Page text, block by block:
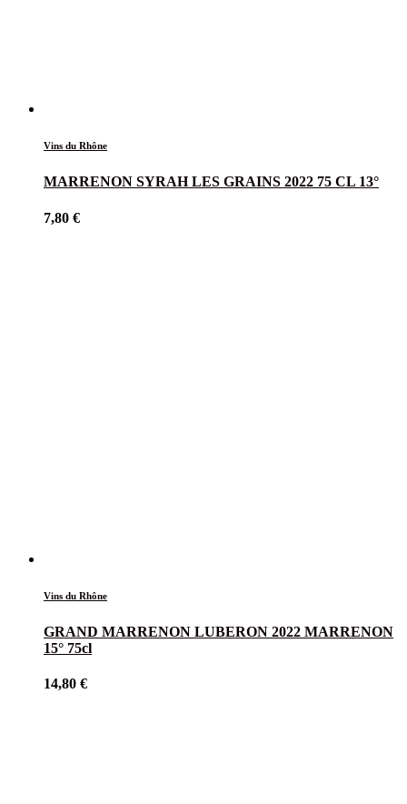
Vins du Rhône
MARRENON SYRAH LES GRAINS 2022 75 CL 13°
7,80 €
Vins du Rhône
GRAND MARRENON LUBERON 2022 MARRENON
15° 75cl
14,80 €